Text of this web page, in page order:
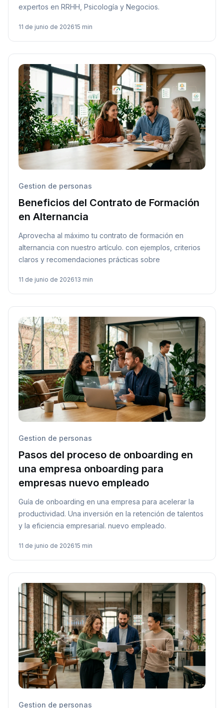
expertos en RRHH, Psicología y Negocios.
11 de junio de 202615 min
Gestion de personas
Beneficios del Contrato de Formación
en Alternancia
Aprovecha al máximo tu contrato de formación en
alternancia con nuestro artículo. con ejemplos, criterios
claros y recomendaciones prácticas sobre
11 de junio de 202613 min
Gestion de personas
Pasos del proceso de onboarding en
una empresa onboarding para
empresas nuevo empleado
Guía de onboarding en una empresa para acelerar la
productividad. Una inversión en la retención de talentos
y la eficiencia empresarial. nuevo empleado.
11 de junio de 202615 min
Gestion de personas